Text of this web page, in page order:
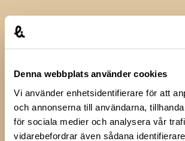
Denna webbplats använder cookies
Vi använder enhetsidentifierare för att
och annonserna till användarna,
för sociala medier och analysera vår
vidarebefordrar även sådana
Tillbaka till alla filmer
Halloj kylskåpet